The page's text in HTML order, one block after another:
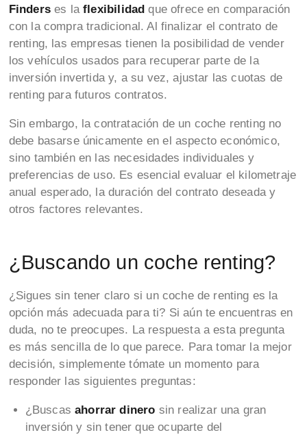
Finderses laflexibilidadque ofrece en comparación
con la compra tradicional. Al finalizar el contrato de
renting, las empresas tienen la posibilidad de vender
los vehículos usados para recuperar parte de la
inversión invertida y, a su vez, ajustar las cuotas de
renting para futuros contratos.
Sin embargo, la contratación de un coche renting no
debe basarse únicamente en el aspecto económico,
sino también en las necesidades individuales y
preferencias de uso. Es esencial evaluar el kilometraje
anual esperado, la duración del contrato deseada y
otros factores relevantes.
¿Buscando un coche renting?
¿Sigues sin tener claro si un coche de renting es la
opción más adecuada para ti? Si aún te encuentras en
duda, no te preocupes. La respuesta a esta pregunta
es más sencilla de lo que parece. Para tomar la mejor
decisión, simplemente tómate un momento para
responder las siguientes preguntas:
¿Buscasahorrar dinero sin realizar una gran
inversión y sin tener que ocuparte del